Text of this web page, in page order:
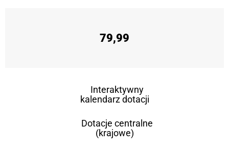
79,99
Interaktywny
kalendarz dotacji
Dotacje centralne
(krajowe)